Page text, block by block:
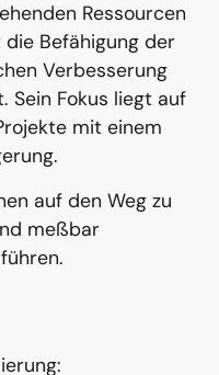
Ressourcen
Befähigung der
Verbesserung
Sein Fokus liegt auf
mit einem
auf den Weg zu
meßbar